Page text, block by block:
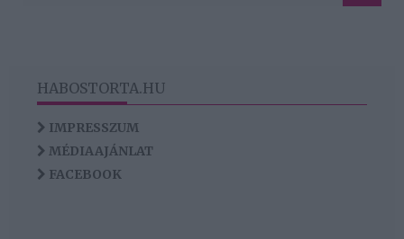
HABOSTORTA.HU
IMPRESSZUM
MÉDIAAJÁNLAT
FACEBOOK